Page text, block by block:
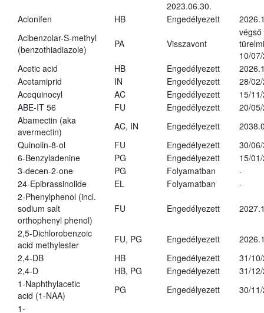
2023.06.30.
Aclonifen
HB Engedélyezett
Acibenzolar-S-methyl
(benzothiadiazole)
PA Visszavont
végső
10/
Acetic acid
HB Engedélyezett
Acetamiprid
IN Engedélyezett
28/
Acequinocyl
AC Engedélyezett
15/
ABE-IT 56
FU Engedélyezett
20/
Abamectin (aka
avermectin)
AC, IN Engedélyezett
Quinolin-8-ol
FU Engedélyezett
30/
6-Benzyladenine
PG Engedélyezett
15/
3-decen-2-one
PG Folyamatban
-
24-Epibrassinolide
EL Folyamatban
-
2-Phenylphenol (incl.
sodium salt
orthophenyl phenol)
FU Engedélyezett
2,5-Dichlorobenzoic
acid methylester
FU, PG Engedélyezett
2,4-DB
HB Engedélyezett
31/
2,4-D
HB, PG Engedélyezett
31/
1-Naphthylacetic
acid (1-NAA)
PG Engedélyezett
30/
1-